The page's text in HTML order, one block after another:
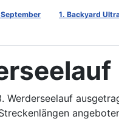
1. Backyard
Werderseelauf